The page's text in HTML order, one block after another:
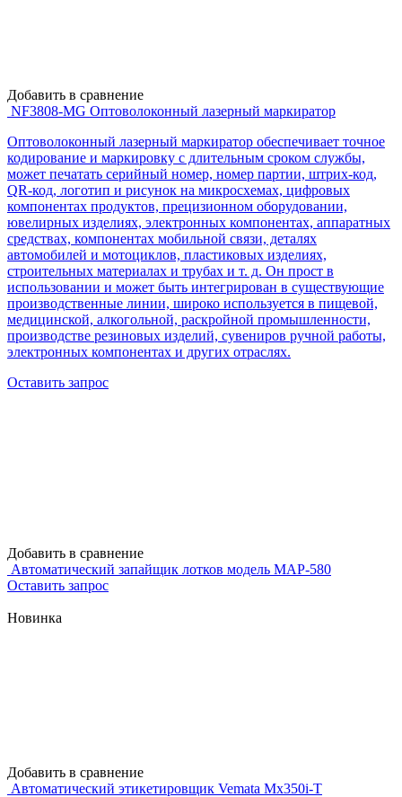
Добавить в сравнение
NF3808-MG Оптоволоконный лазерный маркиратор
Оптоволоконный лазерный маркиратор обеспечивает точное
кодирование и маркировку с длительным сроком службы,
может печатать серийный номер, номер партии, штрих-код,
QR-код, логотип и рисунок на микросхемах, цифровых
компонентах продуктов, прецизионном оборудовании,
ювелирных изделиях, электронных компонентах, аппаратных
средствах, компонентах мобильной связи, деталях
автомобилей и мотоциклов, пластиковых изделиях,
строительных материалах и трубах и т. д. Он прост в
использовании и может быть интегрирован в существующие
производственные линии, широко используется в пищевой,
медицинской, алкогольной, раскройной промышленности,
производстве резиновых изделий, сувениров ручной работы,
электронных компонентах и ​​других отраслях.
Оставить запрос
Добавить в сравнение
Автоматический запайщик лотков модель MAР-580
Оставить запрос
Новинка
Добавить в сравнение
Автоматический этикетировщик Vemata Mx350i-T